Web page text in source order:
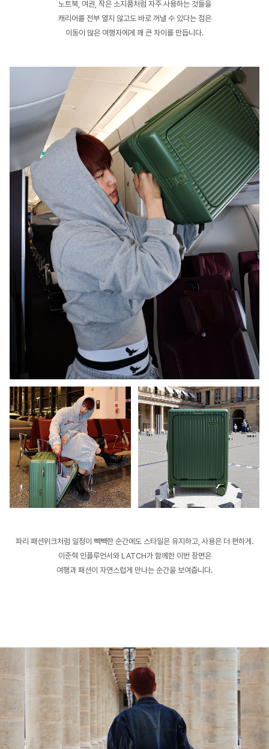
노트북, 여권, 작은 소지품처럼 자주 사용하는 것들을
캐리어를 전부 열지 않고도 바로 꺼낼 수 있다는 점은
이동이 많은 여행자에게 꽤 큰 차이를 만듭니다.
파리 패션위크처럼 일정이 빽빽한 순간에도 스타일은 유지하고, 사용은 더 편하게.
이준혁 인플루언서와 LATCH가 함께한 이번 장면은
여행과 패션이 자연스럽게 만나는 순간을 보여줍니다.